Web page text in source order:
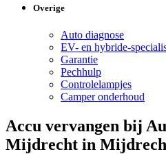
Overige
Auto diagnose
EV- en hybride-
Garantie
Pechhulp
Controlelampjes
Camper onderhoud
Accu vervangen bij
Mijdrecht in